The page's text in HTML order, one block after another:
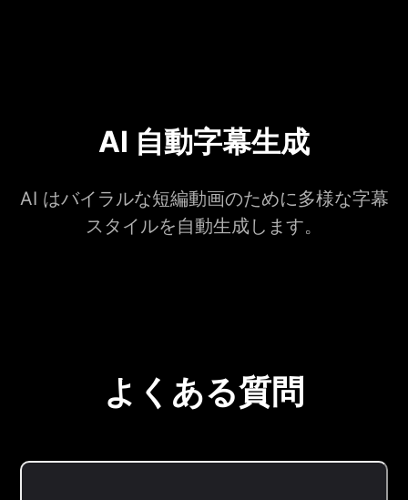
AI 自動字幕生成
AI はバイラルな短編動画のために多様な字幕
スタイルを自動生成します。
よくある質問